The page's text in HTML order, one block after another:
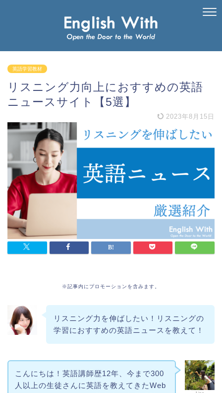
英語学習教材
リスニング力向上におすすめの英語
ニュースサイト【5選】
2023年8月15日
※記事内にプロモーションを含みます。
リスニング力を伸ばしたい！リスニングの
学習におすすめの英語ニュースを教えて！
こんにちは！英語講師歴12年、今まで300
人以上の生徒さんに英語を教えてきたWeb